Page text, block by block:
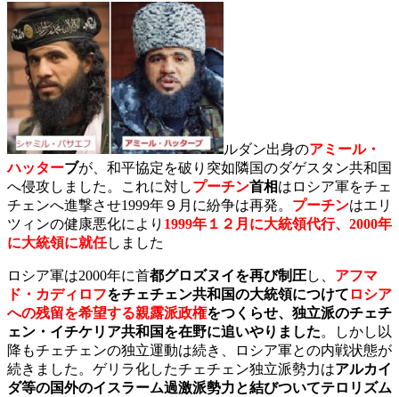
ルダン出身のアミール・
ハッターブが、和平協定を破り突如隣国のダゲスタン共和国
へ侵攻しました。これに対しプーチン首相はロシア軍をチェ
チェンへ進撃させ1999年９月に紛争は再発。 プーチンはエリ
ツィンの健康悪化により 1999年１２月に大統領代行、2000年
に大統領に就任しました
ロシア軍は2000年に首都グロズヌイを再び制圧し、 アフマ
ド・カディロフをチェチェン共和国の大統領につけて ロシア
への残留を希望する親露派政権をつくらせ、独立派のチェチ
ェン・イチケリア共和国を在野に追いやりました。しかし以
降もチェチェンの独立運動は続き、ロシア軍との内戦状態が
続きました。ゲリラ化したチェチェン独立派勢力はアルカイ
ダ等の国外のイスラーム過激派勢力と結びついてテロリズム